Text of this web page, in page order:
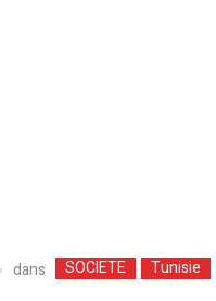
dans SOCIETE Tunisie